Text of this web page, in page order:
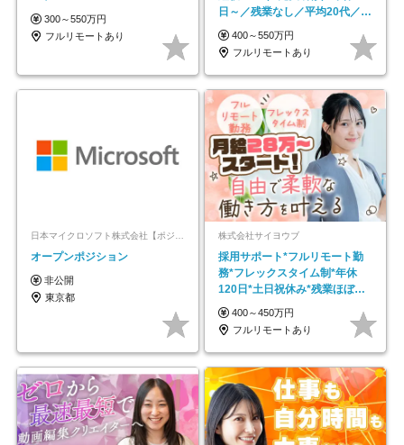
300～550万円
フルリモートあり
日～／残業なし／平均20代／リ
モートOK
400～550万円
フルリモートあり
日本マイクロソフト株式会社【ポジションマッチ登録】
オープンポジション
非公開
東京都
株式会社サイヨウブ
採用サポート*フルリモート勤
務*フレックスタイム制*年休
120日*土日祝休み*残業ほぼな
し*育児中社員8割以上
400～450万円
フルリモートあり